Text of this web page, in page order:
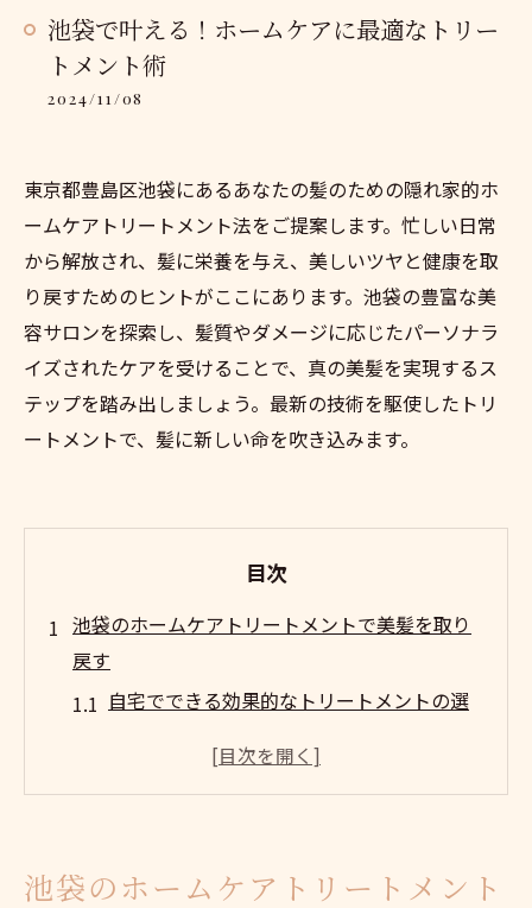
池袋で叶える！ホームケアに最適なトリー
トメント術
2024/11/08
東京都豊島区池袋にあるあなたの髪のための隠れ家的ホ
ームケアトリートメント法をご提案します。忙しい日常
から解放され、髪に栄養を与え、美しいツヤと健康を取
り戻すためのヒントがここにあります。池袋の豊富な美
容サロンを探索し、髪質やダメージに応じたパーソナラ
イズされたケアを受けることで、真の美髪を実現するス
テップを踏み出しましょう。最新の技術を駆使したトリ
ートメントで、髪に新しい命を吹き込みます。
目次
池袋のホームケアトリートメントで美髪を取り
戻す
自宅でできる効果的なトリートメントの選
美容院と併用するホームケアで持続する美
トメント
池袋のホームケアトリートメント